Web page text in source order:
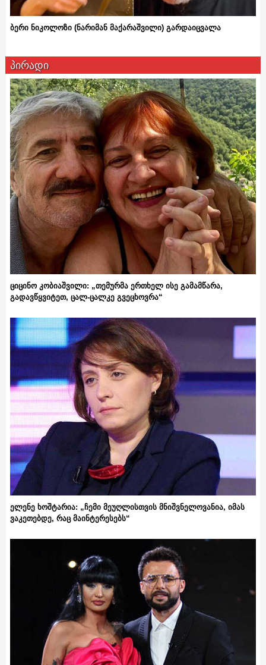
ბერი ნიკოლოზი (ნარიმან მაქარაშვილი) გარდაიცვალა
პირადი
ციცინო კობიაშვილი: „თემურმა ერთხელ ისე გამამწარა,
გადავწყვიტეთ, ცალ-ცალკე გვეცხოვრა“
ელენე ხოშტარია: „ჩემი მეუღლისთვის მნიშვნელოვანია, იმას
ვაკეთებდე, რაც მაინტერესებს“